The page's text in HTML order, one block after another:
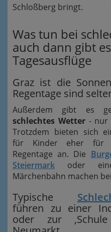
Schloßberg bringt.
Was tun bei
auch dann gibt
Tagesausflüge
Graz ist die
Regentage sind
Außerdem gibt es
schlechtes Wetter- nur
Trotzdem bieten sich
für Kinder eher für
Regentage an. Die
Steiermark oder
Märchenbahn machen
Typische
führen zu einer
oder zur